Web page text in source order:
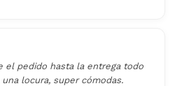
el pedido hasta la entrega todo
locura, super cómodas.